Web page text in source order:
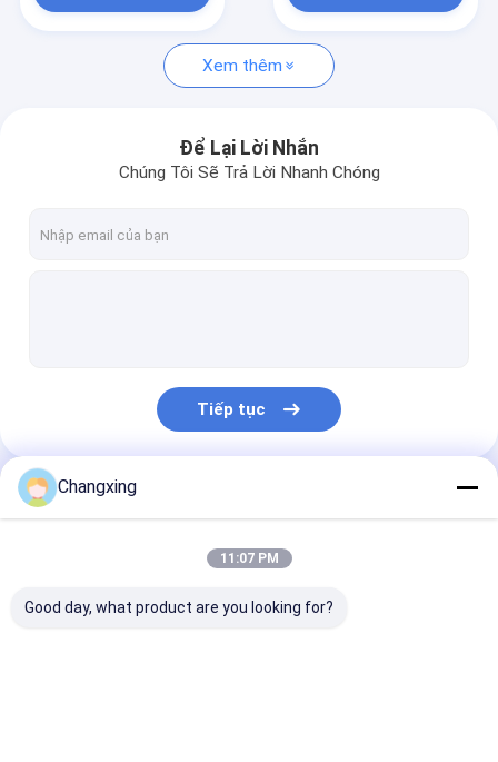
Túi đóng gói đồ ăn nhẹ
Bì gà quay
Túi bao bì thực phẩm khô
Túi đóng gói chân không
Túi đóng gói sô cô la
Xem thêm
Để Lại Lời Nhắn
Chúng Tôi Sẽ Trả Lời Nhanh Chóng
Tiếp tục
Danh Mục Của Chúng Tôi
Changxing
11:07 PM
Good day, what product are you looking for?